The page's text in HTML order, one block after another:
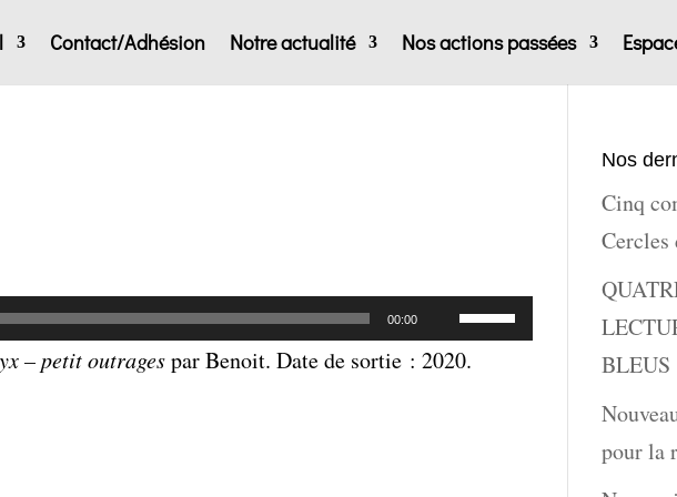
Contact/Adhésion Notre actualité Nos actions passées
00:00
Utilisez
les
– petit outragespar Benoit. Date de sortie : 2020.
Nos
Cinq
BLEUS
pour la